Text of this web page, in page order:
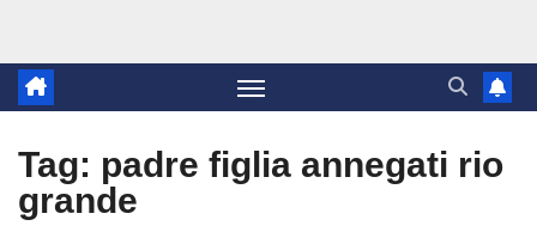
Tag: padre figlia annegati rio
grande